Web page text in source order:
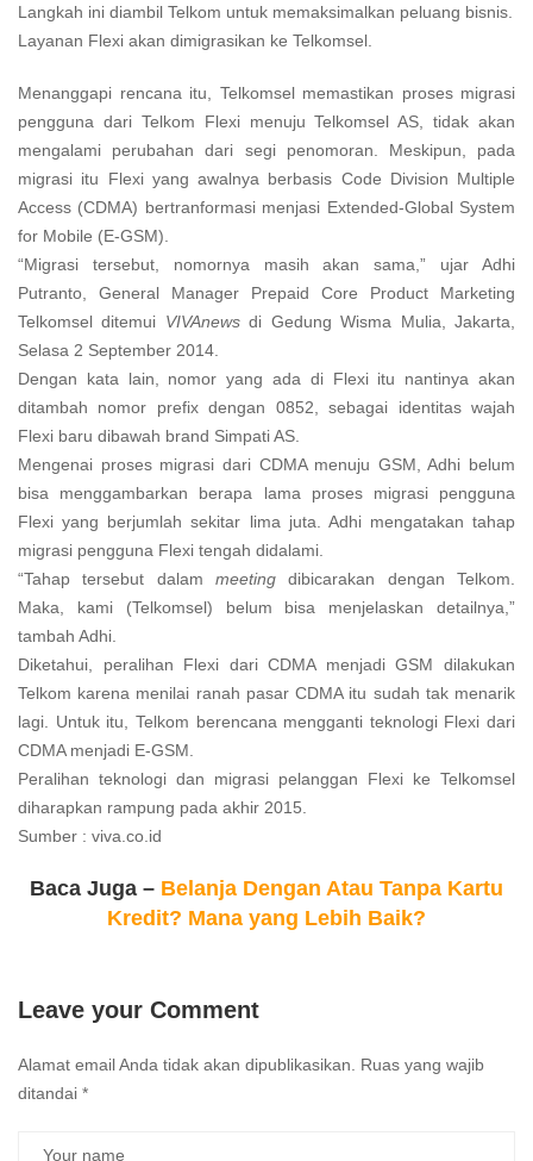
Langkah ini diambil Telkom untuk memaksimalkan peluang bisnis.
Layanan Flexi akan dimigrasikan ke Telkomsel.
Menanggapi rencana itu, Telkomsel memastikan proses migrasi
pengguna dari Telkom Flexi menuju Telkomsel AS, tidak akan
mengalami perubahan dari segi penomoran. Meskipun, pada
migrasi itu Flexi yang awalnya berbasis Code Division Multiple
Access (CDMA) bertranformasi menjasi Extended-Global System
for Mobile (E-GSM).
“Migrasi tersebut, nomornya masih akan sama,” ujar Adhi
Putranto, General Manager Prepaid Core Product Marketing
Telkomsel ditemui VIVAnewsdi Gedung Wisma Mulia, Jakarta,
Selasa 2 September 2014.
Dengan kata lain, nomor yang ada di Flexi itu nantinya akan
ditambah nomor prefix dengan 0852, sebagai identitas wajah
Flexi baru dibawah brand Simpati AS.
Mengenai proses migrasi dari CDMA menuju GSM, Adhi belum
bisa menggambarkan berapa lama proses migrasi pengguna
Flexi yang berjumlah sekitar lima juta. Adhi mengatakan tahap
migrasi pengguna Flexi tengah didalami.
“Tahap tersebut dalam meeting dibicarakan dengan Telkom.
Maka, kami (Telkomsel) belum bisa menjelaskan detailnya,”
tambah Adhi.
Diketahui, peralihan Flexi dari CDMA menjadi GSM dilakukan
Telkom karena menilai ranah pasar CDMA itu sudah tak menarik
lagi. Untuk itu, Telkom berencana mengganti teknologi Flexi dari
CDMA menjadi E-GSM.
Peralihan teknologi dan migrasi pelanggan Flexi ke Telkomsel
diharapkan rampung pada akhir 2015.
Sumber : viva.co.id
Baca Juga – Belanja Dengan Atau Tanpa Kartu
Kredit? Mana yang Lebih Baik?
Leave your Comment
Alamat email Anda tidak akan dipublikasikan.
Ruas yang wajib
ditandai *